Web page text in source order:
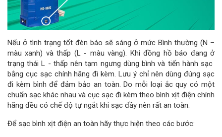
Nếu ở tình trạng tốt đèn báo sẽ sáng ở mức Bình thường (N –
màu xanh) và thấp (L - màu vàng). Khi đồng hồ báo đang ở
trạng thái L - thấp nên tạm ngưng dùng bình và tiến hành sạc
bằng cục sạc chính hãng đi kèm. Lưu ý chỉ nên dùng đúng sạc
đi kèm bình để đảm bảo an toàn. Do mỗi loại ắc quy có một
chuẩn sạc khác nhau và cục sạc đi kèm theo bình xịt điện chính
hãng đều có chế độ tự ngắt khi sạc đầy nên rất an toàn.
Để sạc bình xịt điện an toàn hãy thực hiện theo các bước: